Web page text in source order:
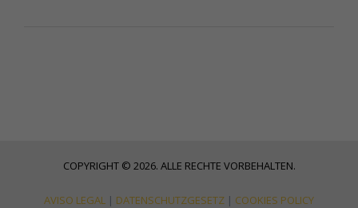
COPYRIGHT © 2026. ALLE RECHTE VORBEHALTEN.
AVISO LEGAL | DATENSCHUTZGESETZ | COOKIES POLICY